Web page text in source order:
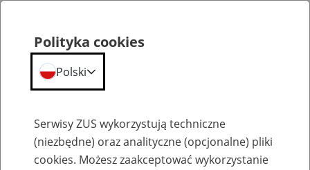
Szkolenia
Polityka cookies
Polski
Serwisy ZUS wykorzystują techniczne
(niezbędne) oraz analityczne (opcjonalne) pliki
cookies. Możesz zaakceptować wykorzystanie